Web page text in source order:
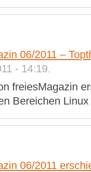
06/2011 –
- 14:19.
freiesMagazin
Bereichen
06/2011